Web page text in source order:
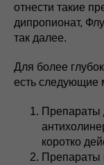
отнести такие
дипропионат,
так далее.
Для более
есть следующие
Препараты
коротко
Препараты